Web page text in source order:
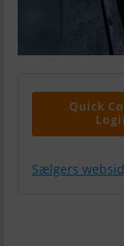
Quick
Sælgers